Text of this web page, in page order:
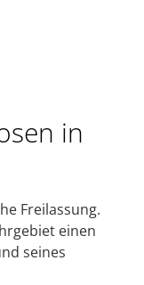
in
Freilassung.
einen
seines